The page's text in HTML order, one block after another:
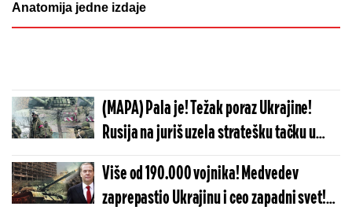
Anatomija jedne izdaje
(MAPA) Pala je! Težak poraz Ukrajine!
Rusija na juriš uzela stratešku tačku u
DNR! Vojsku Zelenskog naterali na
povlačenje, naneli im stravične gubitke!
Više od 190.000 vojnika! Medvedev
zaprepastio Ukrajinu i ceo zapadni svet!